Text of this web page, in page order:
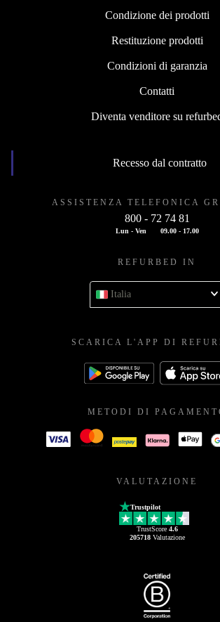
Condizione dei prodotti
Restituzione prodotti
Condizioni di garanzia
Contatti
Diventa venditore su
Recesso dal contratto
ASSISTENZA TELEFONICA
800 - 72 74 81
Lun - Ven 09.00 - 17.00
REFURBED IN
Italia
SCARICA L'APP DI
METODI DI
VALUTAZIONE
Trustpilot
TrustScore 4.6
205718Valutazione